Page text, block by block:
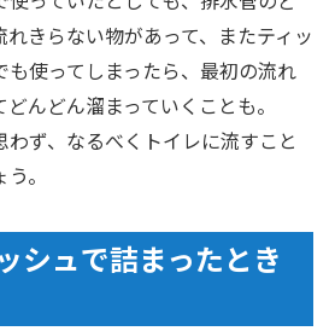
れきらない物があって、またティッ
も使ってしまったら、最初の流れ
んどん溜まっていくことも。
ず、なるべくトイレに流すこと
。
シュで詰まったとき